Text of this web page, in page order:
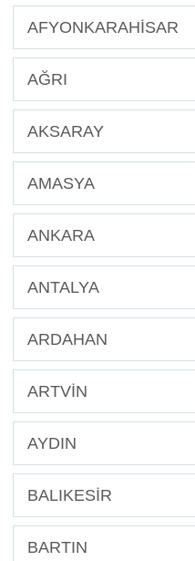
AFYONKARAHİSAR
AĞRI
AKSARAY
AMASYA
ANKARA
ANTALYA
ARDAHAN
ARTVİN
AYDIN
BALIKESİR
BARTIN